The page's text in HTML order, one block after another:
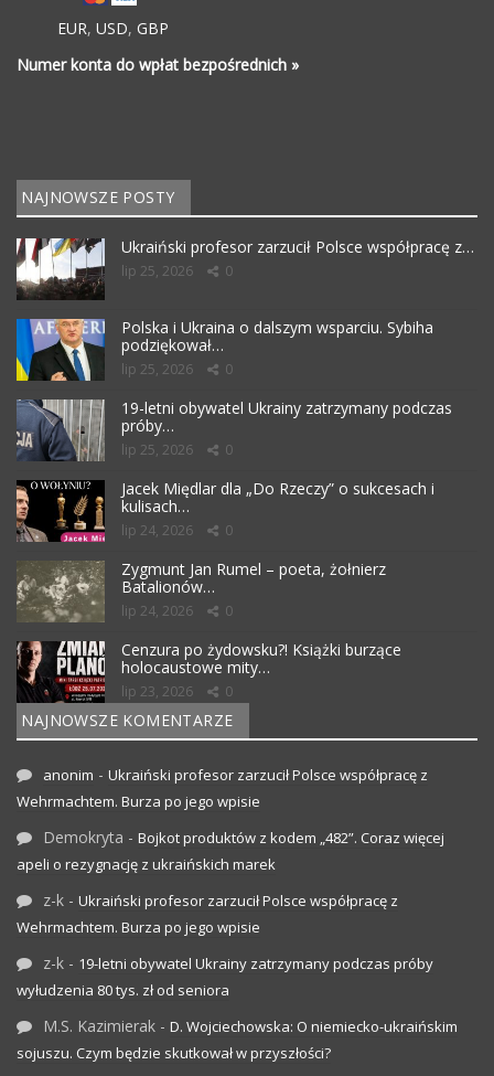
EUR, USD, GBP
Numer konta do wpłat bezpośrednich »
NAJNOWSZE POSTY
Ukraiński profesor zarzucił Polsce współpracę z…
lip 25, 2026 0
Polska i Ukraina o dalszym wsparciu. Sybiha
podziękował…
lip 25, 2026 0
19-letni obywatel Ukrainy zatrzymany podczas
próby…
lip 25, 2026 0
Jacek Międlar dla „Do Rzeczy” o sukcesach i
kulisach…
lip 24, 2026 0
Zygmunt Jan Rumel – poeta, żołnierz
Batalionów…
lip 24, 2026 0
Cenzura po żydowsku?! Książki burzące
holocaustowe mity…
lip 23, 2026 0
NAJNOWSZE KOMENTARZE
anonim - Ukraiński profesor zarzucił Polsce współpracę z
Wehrmachtem. Burza po jego wpisie
Demokryta - Bojkot produktów z kodem „482”. Coraz więcej
apeli o rezygnację z ukraińskich marek
z-k - Ukraiński profesor zarzucił Polsce współpracę z
Wehrmachtem. Burza po jego wpisie
z-k - 19-letni obywatel Ukrainy zatrzymany podczas próby
wyłudzenia 80 tys. zł od seniora
M.S. Kazimierak - D. Wojciechowska: O niemiecko-ukraińskim
sojuszu. Czym będzie skutkował w przyszłości?